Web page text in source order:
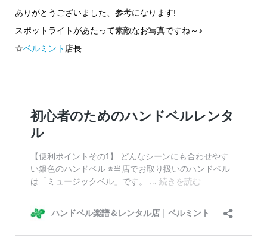
ありがとうございました、参考になります!
スポットライトがあたって素敵なお写真ですね～♪
☆ベルミント 店長